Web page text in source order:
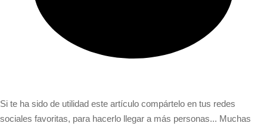
Si te ha sido de utilidad este artículo compártelo en tus redes
sociales favoritas, para hacerlo llegar a más personas... Muchas